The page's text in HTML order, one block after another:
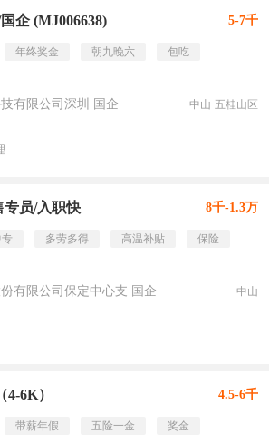
企 (MJ006638) 5-7千
年终奖金 朝九晚六
包吃
有限公司深圳 国企 中山·五桂山区
专员/入职快 8千-1.3万
多劳多得 高温补贴
保险
有限公司保定中心支 国企 中山
6K） 4.5-6千
带薪年假 五险一金
奖金